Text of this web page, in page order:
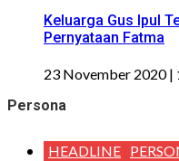
Keluarga Gus Ipul
Pernyataan Fatma
23 November 2020 |
Persona
HEADLINE